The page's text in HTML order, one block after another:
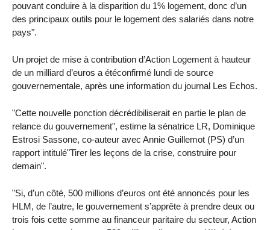
pouvant conduire à la disparition du 1% logement, donc d’un
des principaux outils pour le logement des salariés dans notre
pays".
Un projet de mise à contribution d’Action Logement à hauteur
de un milliard d’euros a étéconfirmé lundi de source
gouvernementale, après une information du journal Les Echos.
"Cette nouvelle ponction décrédibiliserait en partie le plan de
relance du gouvernement", estime la sénatrice LR, Dominique
Estrosi Sassone, co-auteur avec Annie Guillemot (PS) d’un
rapport intitulé"Tirer les leçons de la crise, construire pour
demain".
"Si, d’un côté, 500 millions d’euros ont été annoncés pour les
HLM, de l’autre, le gouvernement s’apprête à prendre deux ou
trois fois cette somme au financeur paritaire du secteur, Action